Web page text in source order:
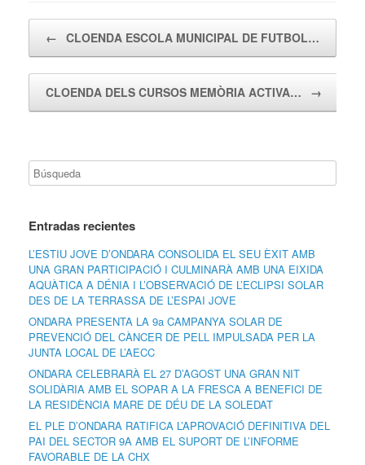
← CLOENDA ESCOLA MUNICIPAL DE FUTBOL…
CLOENDA DELS CURSOS MEMÒRIA ACTIVA… →
Entradas recientes
L’ESTIU JOVE D’ONDARA CONSOLIDA EL SEU ÈXIT AMB
UNA GRAN PARTICIPACIÓ I CULMINARÀ AMB UNA EIXIDA
AQUÀTICA A DÉNIA I L’OBSERVACIÓ DE L’ECLIPSI SOLAR
DES DE LA TERRASSA DE L’ESPAI JOVE
ONDARA PRESENTA LA 9a CAMPANYA SOLAR DE
PREVENCIÓ DEL CÀNCER DE PELL IMPULSADA PER LA
JUNTA LOCAL DE L’AECC
ONDARA CELEBRARÀ EL 27 D’AGOST UNA GRAN NIT
SOLIDÀRIA AMB EL SOPAR A LA FRESCA A BENEFICI DE
LA RESIDÈNCIA MARE DE DÉU DE LA SOLEDAT
EL PLE D’ONDARA RATIFICA L’APROVACIÓ DEFINITIVA DEL
PAI DEL SECTOR 9A AMB EL SUPORT DE L’INFORME
FAVORABLE DE LA CHX